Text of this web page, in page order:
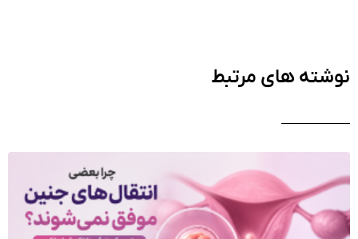
نوشته های مرتبط